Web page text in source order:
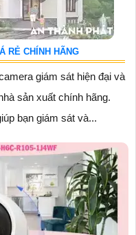
RẺ CHÍNH HÃNG
giám sát hiện đại và
sản xuất chính hãng.
bạn giám sát và...